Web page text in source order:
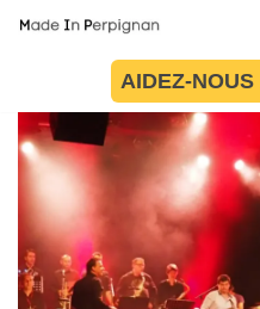
contenu
AIDEZ-
Culture, Photoreportages